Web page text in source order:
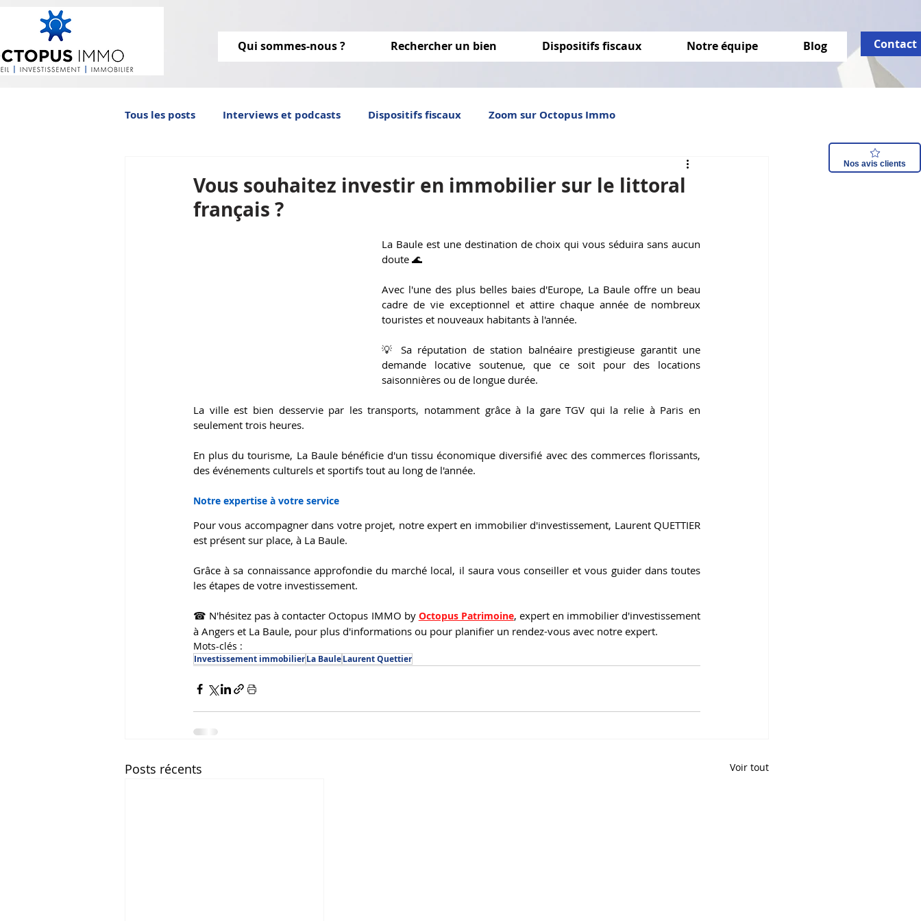
Nos avis clients
Qui sommes-nous ? Rechercher un bien Dispositifs fiscaux Notre équipe Blog Contact
Tous les posts Interviews et podcasts Dispositifs fiscaux Zoom sur Octopus Immo
optimisation énergétique
immobilier ancien
Vous souhaitez investir en immobilier sur le littoral
français ?
La Baule est une destination de choix qui vous séduira sans aucun
doute 🌊
Avec l'une des plus belles baies d'Europe, La Baule offre un beau
cadre de vie exceptionnel et attire chaque année de nombreux
touristes et nouveaux habitants à l'année.
💡 Sa réputation de station balnéaire prestigieuse garantit une
demande locative soutenue, que ce soit pour des locations
saisonnières ou de longue durée.
La ville est bien desservie par les transports, notamment grâce à la gare TGV qui la relie à Paris en
seulement trois heures.
En plus du tourisme, La Baule bénéficie d'un tissu économique diversifié avec des commerces florissants,
des événements culturels et sportifs tout au long de l'année.
Notre expertise à votre service
Pour vous accompagner dans votre projet, notre expert en immobilier d'investissement, Laurent QUETTIER
est présent sur place, à La Baule.
Grâce à sa connaissance approfondie du marché local, il saura vous conseiller et vous guider dans toutes
les étapes de votre investissement.
☎ N'hésitez pas à contacter Octopus IMMO by Octopus Patrimoine, expert en immobilier d'investissement
à Angers et La Baule, pour plus d'informations ou pour planifier un rendez-vous avec notre expert.
Mots-clés :
Investissement immobilierLa BauleLaurent Quettier
Posts récents Voir tout